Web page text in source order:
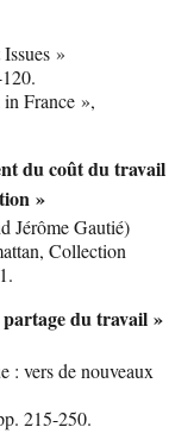
»
France »,
du coût du travail
»
Jérôme Gautié)
Collection
du travail »
: vers de nouveaux
215-250.